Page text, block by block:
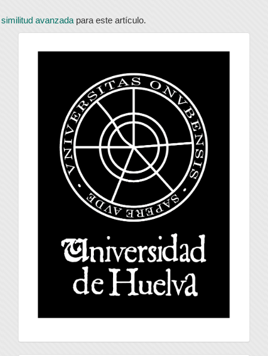
avanzada para este artículo.
universidad